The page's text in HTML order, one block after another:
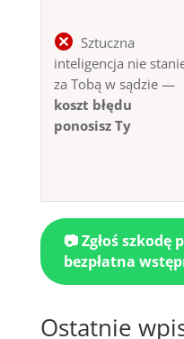
Sztuczna
inteligencja nie
za Tobą w sądzie —
koszt błędu
ponosisz Ty
📷 Zgłoś
bezpłatna
Ostatnie